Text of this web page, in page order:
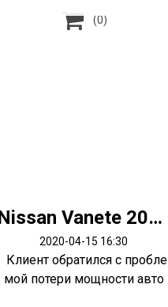
 (0)
Nissan Vanete 2003 мотор R2
2020-04-15 16:30
Клиент обратился с пробле
мой потери мощности авто